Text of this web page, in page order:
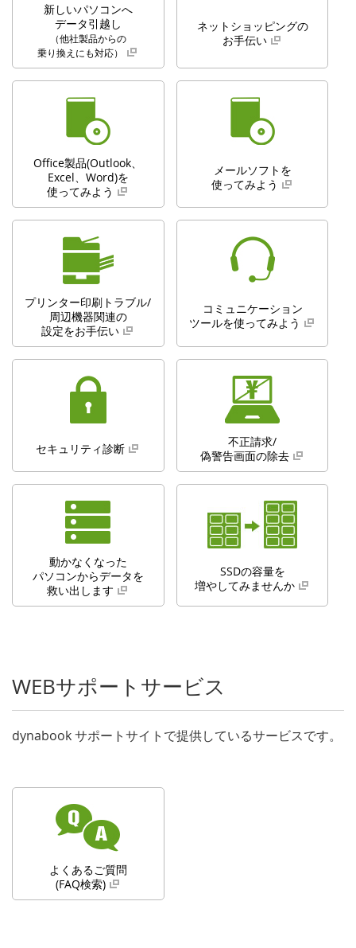
新しいパソコンへ
データ引越し
（他社製品からの
乗り換えにも対応）
ネットショッピングの
お手伝い
Office製品(Outlook、
Excel、Word)を
使ってみよう
メールソフトを
使ってみよう
プリンター印刷トラブル/
周辺機器関連の
設定をお手伝い
コミュニケーション
ツールを使ってみよう
セキュリティ診断
不正請求/
偽警告画面の除去
動かなくなった
パソコンからデータを
救い出します
SSDの容量を
増やしてみませんか
WEBサポートサービス
dynabook サポートサイトで提供しているサービスです。
よくあるご質問
(FAQ検索)